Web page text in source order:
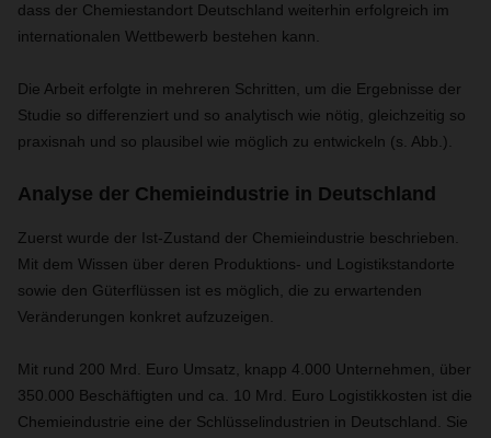
dass der Chemiestandort Deutschland weiterhin erfolgreich im
internationalen Wettbewerb bestehen kann.
Die Arbeit erfolgte in mehreren Schritten, um die Ergebnisse der
Studie so differenziert und so analytisch wie nötig, gleichzeitig so
praxisnah und so plausibel wie möglich zu entwickeln (s. Abb.).
Analyse der Chemieindustrie in Deutschland
Zuerst wurde der Ist-Zustand der Chemieindustrie beschrieben.
Mit dem Wissen über deren Produktions- und Logistikstandorte
sowie den Güterflüssen ist es möglich, die zu erwartenden
Veränderungen konkret aufzuzeigen.
Mit rund 200 Mrd. Euro Umsatz, knapp 4.000 Unternehmen, über
350.000 Beschäftigten und ca. 10 Mrd. Euro Logistikkosten ist die
Chemieindustrie eine der Schlüsselindustrien in Deutschland. Sie